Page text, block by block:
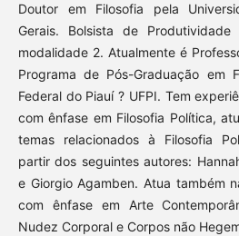
Doutor em Filosofia pela
Gerais. Bolsista de
modalidade 2. Atualmente é
Programa de Pós-Graduação em
Federal do Piauí ? UFPI. Tem
com ênfase em Filosofia Política,
temas relacionados à Filosofia
partir dos seguintes autores:
e Giorgio Agamben. Atua também
com ênfase em Arte
Nudez Corporal e Corpos não